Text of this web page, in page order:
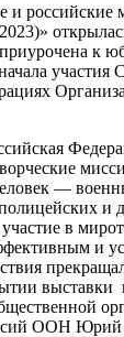
и российские
к
участия
—
и
в
и
выставки
ООН Юрий